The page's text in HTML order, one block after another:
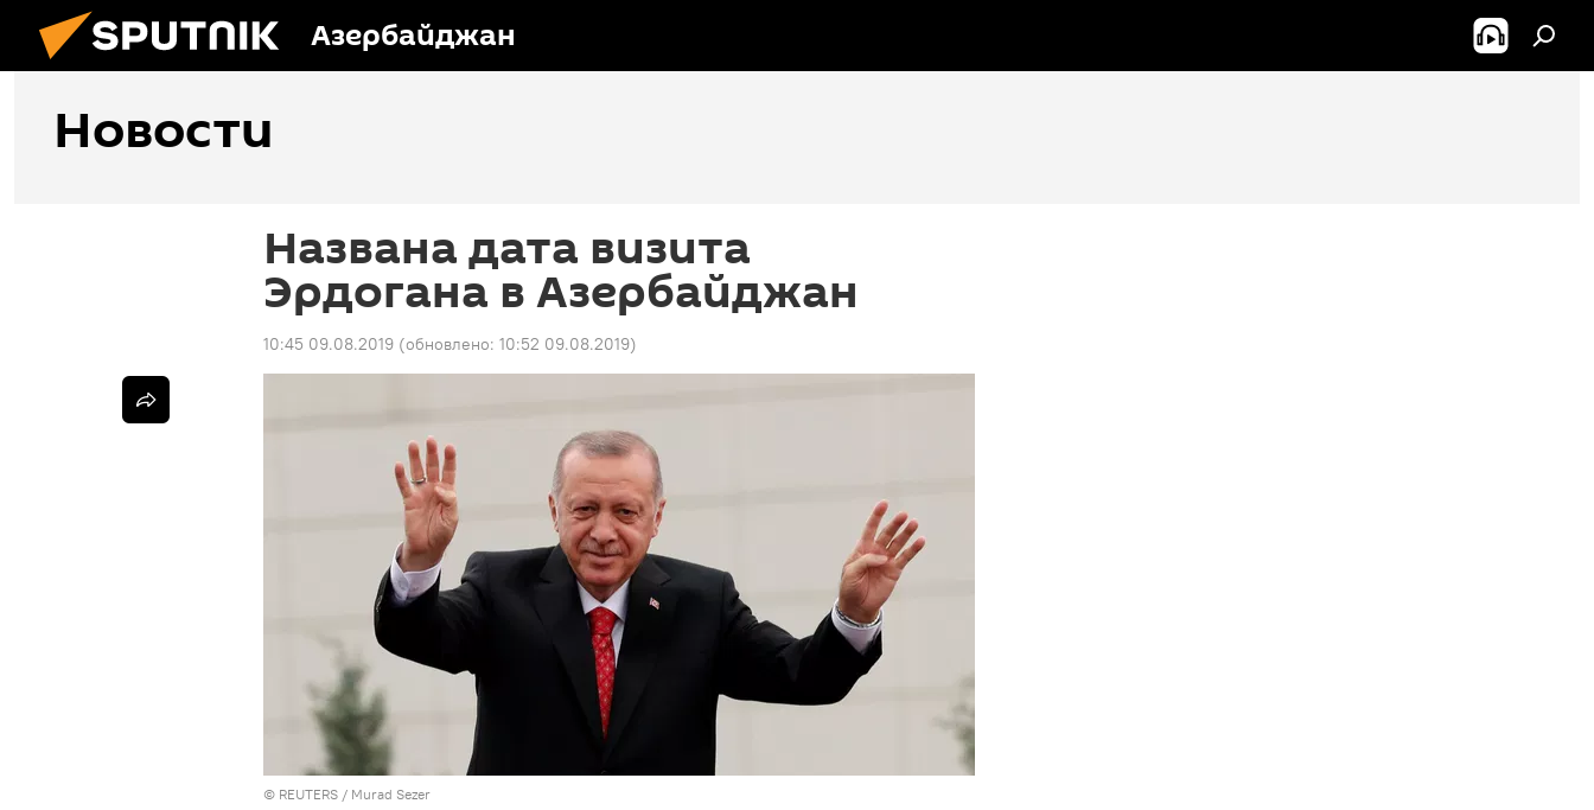
Азербайджан
Новости
Названа дата визита
Эрдогана в Азербайджан
10:45 09.08.2019 (обновлено: 10:52 09.08.2019)
© REUTERS / Murad Sezer